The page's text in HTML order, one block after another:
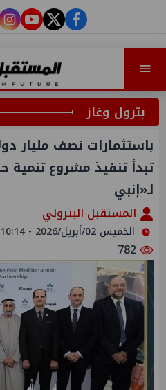
facebook
twitter
بترول وغاز
باستثمارات نصف مليار
تبدأ تنفيذ مشروع تنمية
لـ«إنبي
المستقبل البترولي
الخميس 02/أبريل/2026 - 10:14 ص